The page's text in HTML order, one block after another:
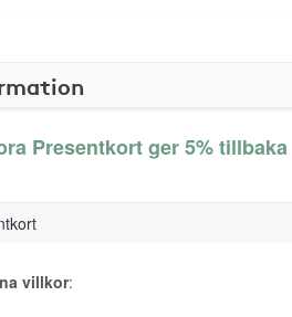
Presentkort ger 5% tillbaka
villkor: